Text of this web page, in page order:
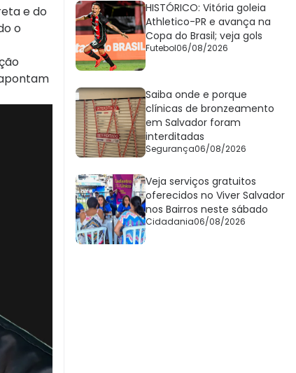
e do
o
HISTÓRICO: Vitória goleia
Athletico-PR e avança na
Copa do Brasil; veja gols
Futebol06/08/2026
Saiba onde e porque
clínicas de bronzeamento
em Salvador foram
interditadas
Segurança06/08/2026
Veja serviços gratuitos
oferecidos no Viver Salvador
nos Bairros neste sábado
Cidadania06/08/2026